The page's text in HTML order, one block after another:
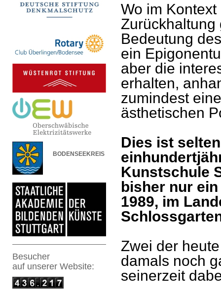
Wo im
Zurückhaltung
Bedeutung
ein
aber die
erhalten,
zumindest
ästhetischen
Dies ist
Kunstschule
bisher nur
1989, im
Zwei der
damals noch
seinerzeit
BODENSEEKREIS
Besucher
auf unserer Website: